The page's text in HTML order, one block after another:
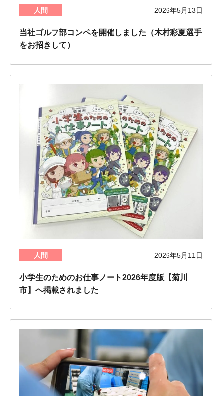
人間 2026年5月13日
当社ゴルフ部コンペを開催しました（木村彩夏選手
をお招きして）
人間 2026年5月11日
小学生のためのお仕事ノート2026年度版【菊川
市】へ掲載されました